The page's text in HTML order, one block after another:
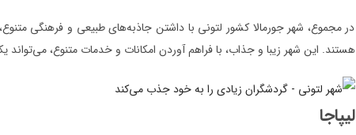
در مجموع، شهر جورمالا کشور لتونی با داشتن جاذبه‌های طبیعی و فرهنگی
هستند. این شهر زیبا و جذاب، با فراهم آوردن امکانات و خدمات متنوع، می‌تواند
لیپاجا